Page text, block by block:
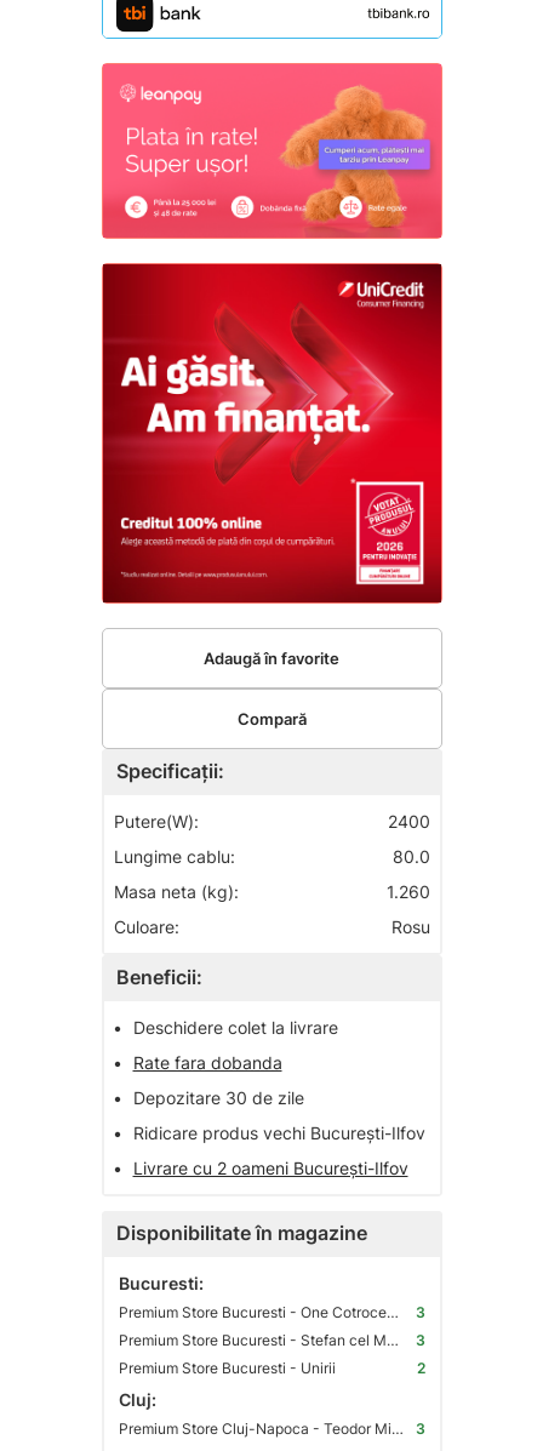
Specificații:
Putere(W):
2400
Lungime cablu:
80.0
Masa neta (kg):
1.260
Culoare:
Rosu
Beneficii:
•
Deschidere colet la livrare
•
Rate fara dobanda
•
Depozitare 30 de zile
•
Ridicare produs vechi București-Ilfov
•
Livrare cu 2 oameni București-Ilfov
Disponibilitate în magazine
Bucuresti:
Premium Store Bucuresti - One Cotroceni Park
3
Premium Store Bucuresti - Stefan cel Mare
3
Premium Store Bucuresti - Unirii
2
Cluj:
Premium Store Cluj-Napoca - Teodor Mihali 3
Adaugă în favorite
Compară